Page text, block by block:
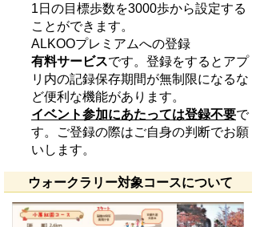
1日の目標歩数を3000歩から設定する
ことができます。
ALKOOプレミアムへの登録
有料サービスです。登録をするとアプ
リ内の記録保存期間が無制限になるな
ど便利な機能があります。
イベント参加にあたっては登録不要で
す。
ご登録の際はご自身の判断でお願
いします。
ウォークラリー対象コースについて